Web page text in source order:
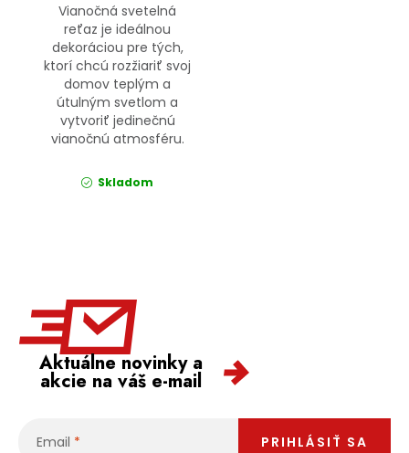
Vianočná svetelná
reťaz je ideálnou
dekoráciou pre tých,
ktorí chcú rozžiariť svoj
domov teplým a
útulným svetlom a
vytvoriť jedinečnú
vianočnú atmosféru.
Skladom
Aktuálne novinky a
akcie na váš e-mail
Email PRIHLÁSIŤ SA